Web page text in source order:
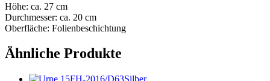
Höhe: ca. 27 cm
Durchmesser: ca. 20 cm
Oberfläche: Folienbeschichtung
Ähnliche Produkte